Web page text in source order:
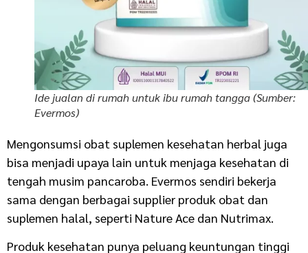
Ide jualan di rumah untuk ibu rumah tangga (Sumber:
Evermos)
Mengonsumsi obat suplemen kesehatan herbal juga
bisa menjadi upaya lain untuk menjaga kesehatan di
tengah musim pancaroba. Evermos sendiri bekerja
sama dengan berbagai supplier produk obat dan
suplemen halal, seperti Nature Ace dan Nutrimax.
Produk kesehatan punya peluang keuntungan tinggi